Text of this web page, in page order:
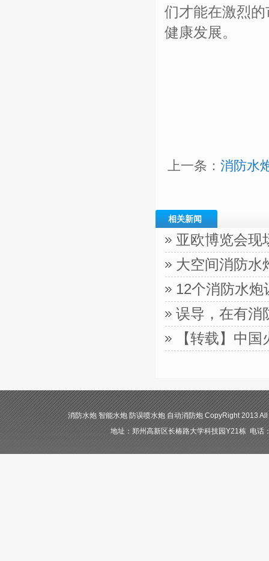
们才能在激烈
健康发展。
上一条： 消防水
相关新闻
亚欧博览会现
大空间消防水
12个消防水
误导，在有消
【转载】中
消防水炮 智能水炮 防误喷水炮 自动消防炮 CopyRight 2013
地址：郑州高新区长椿路大学科技园Y21栋 电